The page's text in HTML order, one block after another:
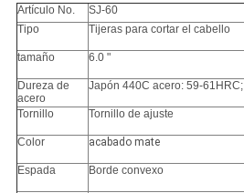
Artículo No.
SJ-60
Tipo
Tijeras para cortar el cabello
tamaño 6.0 "
Dureza de
acero
Japón 440C acero: 59-61HRC;
Tornillo Tornillo de ajuste
Color acabado mate
Espada Borde convexo